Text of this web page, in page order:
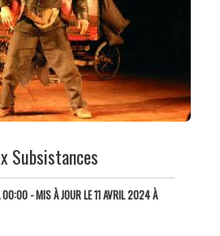
Subsistances
00:00- MIS À JOUR LE 11 AVRIL 2024 À